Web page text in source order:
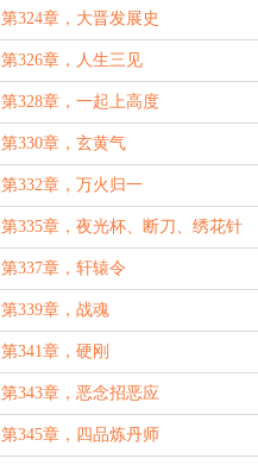
第324章，大晋发展史
第326章，人生三见
第328章，一起上高度
第330章，玄黄气
第332章，万火归一
第335章，夜光杯、断刀、绣花针
第337章，轩辕令
第339章，战魂
第341章，硬刚
第343章，恶念招恶应
第345章，四品炼丹师